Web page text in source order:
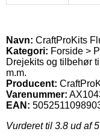
Navn: CraftProKits
Kategori: Forside >
Drejekits og tilbehør
m.m.
Producent:
Varenummer:
EAN:
Vurderet til 3.8 ud af